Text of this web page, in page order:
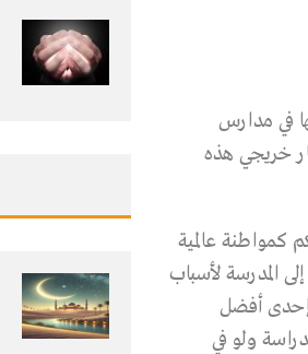
في مدارس
خريجي هذه
كمواطنة عالمية
59 مليون طفل لا يذهبون إلى المدرسة لأسباب
إحدى أفضل
لا يستطيعون الدراسة ولو في